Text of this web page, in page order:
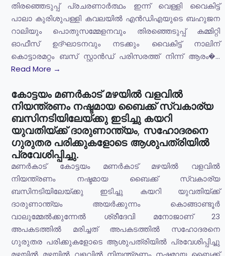
തിരഞ്ഞെടുപ്പ് പ്രചരണാർത്ഥം ഇന്ന് വെള്ളി വൈകിട്ട്
പാലാ കുരിശുപള്ളി കവലയിൽ എൻഡിഎയുടെ ബഹുജന
റാലിയും പൊതുസമ്മേളനവും തിരഞ്ഞെടുപ്പ് കമ്മിറ്റി
ഓഫീസ് ഉദ്ഘാടനവും നടക്കും വൈകിട്ട് നാലിന്
കൊട്ടാരമറ്റം ബസ് സ്റ്റാൻഡ് പരിസരത്ത് നിന്ന് ആരം�...
Read More →
കോട്ടയം മണർകാട് മഴയിൽ വളവിൽ
നിയന്ത്രണം നഷ്ടമായ ബൈക്ക് സ്വകാര്യ
ബസിനടിയിലേയ്ക്കു ഇടിച്ചു കയറി
യുവതിയ്ക്ക് ദാരുണാന്ത്യം, സഹോദരനെ
ഗുരുതര പരിക്കുകളോടെ ആശുപത്രിയിൽ
പ്രവേശിപ്പിച്ചു.
മണർകാട് കോട്ടയം മണർകാട് മഴയിൽ വളവിൽ
നിയന്ത്രണം നഷ്ടമായ ബൈക്ക് സ്വകാര്യ
ബസിനടിയിലേയ്ക്കു ഇടിച്ചു കയറി യുവതിയ്ക്ക്
ദാരുണാന്ത്യം അയർക്കുന്നം കൊങ്ങാണ്ടൂർ
വാലുമ്മേൽക്കുന്നേൽ ശ്രീദേവി മനോജാണ് 23
അപകടത്തിൽ മരിച്ചത് അപകടത്തിൽ സഹോദരനെ
ഗുരുതര പരിക്കുകളോടെ ആശുപത്രിയിൽ പ്രവേശിപ്പിച്ചു